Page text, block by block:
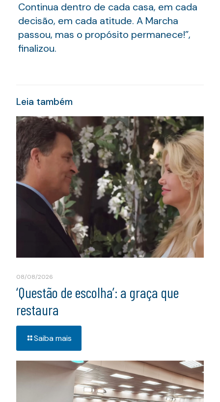
Continua dentro de cada casa, em cada
decisão, em cada atitude. A Marcha
passou, mas o propósito permanece!”,
finalizou.
Leia também
08/08/2026
‘Questão de escolha’: a graça que
restaura
Saiba mais